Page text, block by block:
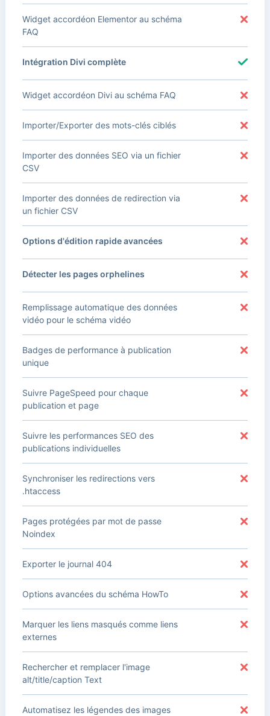
Widget accordéon Elementor au schéma
FAQ
Intégration Divi complète
Widget accordéon Divi au schéma FAQ
Importer/Exporter des mots-clés ciblés
Importer des données SEO via un fichier
CSV
Importer des données de redirection via
un fichier CSV
Options d'édition rapide avancées
Détecter les pages orphelines
Remplissage automatique des données
vidéo pour le schéma vidéo
Badges de performance à publication
unique
Suivre PageSpeed pour chaque
publication et page
Suivre les performances SEO des
publications individuelles
Synchroniser les redirections vers
.htaccess
Pages protégées par mot de passe
Noindex
Exporter le journal 404
Options avancées du schéma HowTo
Marquer les liens masqués comme liens
externes
Rechercher et remplacer l'image
alt/title/caption Text
Automatisez les légendes des images